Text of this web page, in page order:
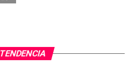
TENDENCIA